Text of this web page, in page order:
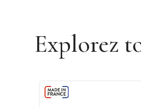
Explorez